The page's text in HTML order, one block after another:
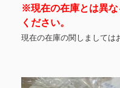
※現在の在庫とは異
ください。
現在の在庫の関しましては